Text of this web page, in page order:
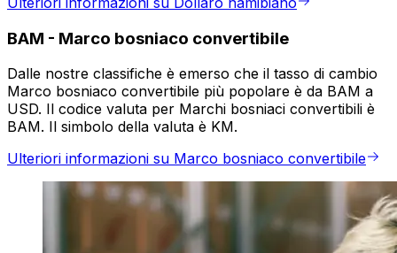
BAM - Marco bosniaco convertibile
Dalle nostre classifiche è emerso che il tasso di cambio
Marco bosniaco convertibile più popolare è da BAM a
USD. Il codice valuta per Marchi bosniaci convertibili è
BAM. Il simbolo della valuta è KM.
Ulteriori informazioni su Marco bosniaco convertibile